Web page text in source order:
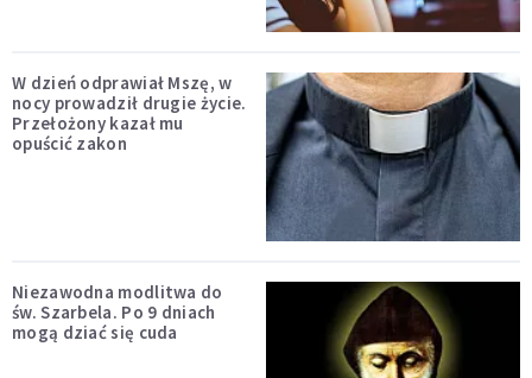
W dzień odprawiał Mszę, w
nocy prowadził drugie życie.
Przełożony kazał mu
opuścić zakon
Niezawodna modlitwa do
św. Szarbela. Po 9 dniach
mogą dziać się cuda